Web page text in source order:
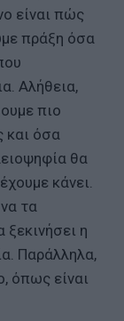
είναι πώς
πράξη όσα
Αλήθεια,
πιο
και όσα
θα
κάνει.
τα
η
Παράλληλα,
όπως είναι